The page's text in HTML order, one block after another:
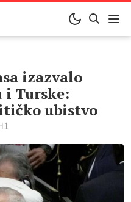
izazvalo
i Turske:
ubistvo